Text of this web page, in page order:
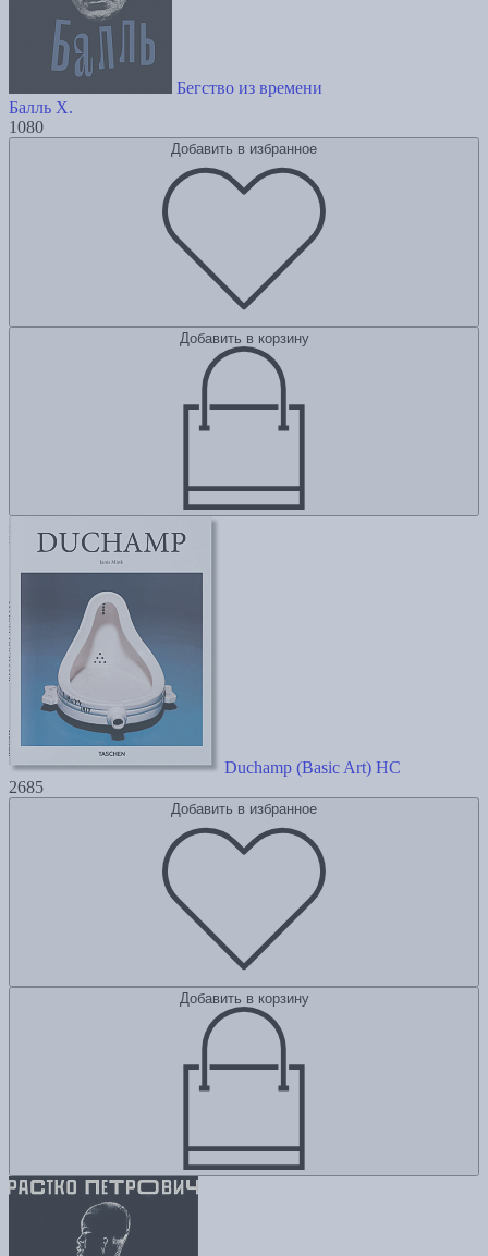
Бегство из времени
Балль Х.
1080
Добавить в избранное
Добавить в корзину
Duchamp (Basic Art) HC
2685
Добавить в избранное
Добавить в корзину